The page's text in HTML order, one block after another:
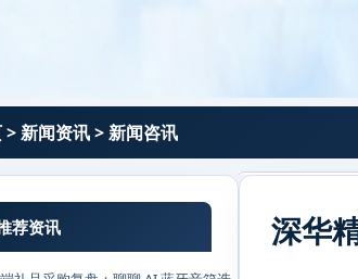
>新闻资讯>新闻咨讯
深华
荐资讯